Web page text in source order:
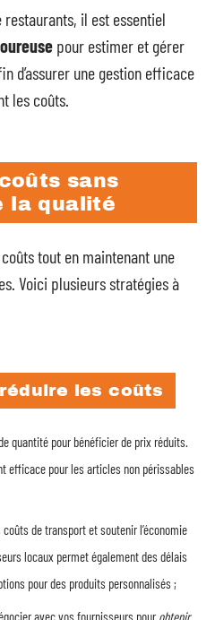
restaurants, il est essentiel
pour estimer et gérer
d’assurer une gestion efficace
les coûts.
sans
la qualité
tout en maintenant une
Voici plusieurs stratégies à
les coûts
quantité pour bénéficier de prix réduits.
efficace pour les articles non périssables
coûts de transport et soutenir l’économie
locaux permet également des délais
pour des produits personnalisés ;
avec vos fournisseurs pour obtenir